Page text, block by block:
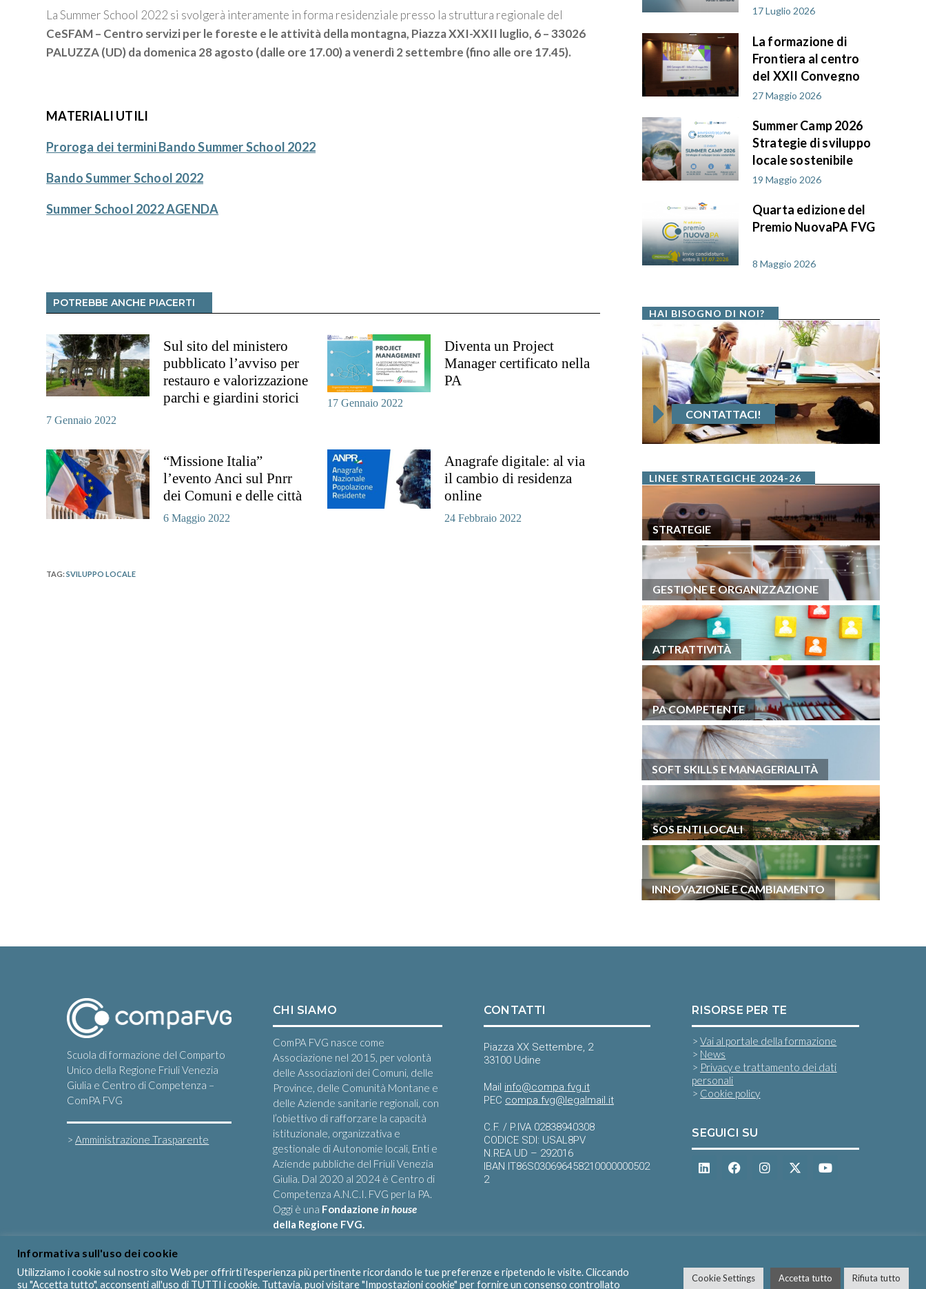
La Summer School 2022 si svolgerà interamente in forma residenziale presso la struttura regionale del
CeSFAM – Centro servizi per le foreste e le attività della montagna, Piazza XXI-XXII luglio, 6 – 33026
PALUZZA (UD) da domenica 28 agosto (dalle ore 17.00) a venerdì 2 settembre (fino alle ore 17.45).
MATERIALI UTILI
Proroga dei termini Bando Summer School 2022
Bando Summer School 2022
Summer School 2022 AGENDA
POTREBBE ANCHE PIACERTI
Sul sito del ministero
pubblicato l’avviso per
restauro e valorizzazione
parchi e giardini storici
7 Gennaio 2022
Diventa un Project
Manager certificato nella
PA
17 Gennaio 2022
“Missione Italia”
l’evento Anci sul Pnrr
dei Comuni e delle città
6 Maggio 2022
Anagrafe digitale: al via
il cambio di residenza
online
24 Febbraio 2022
TAG:SVILUPPO LOCALE
FVG ottiene la
9001:2015
17 Luglio 2026
La formazione di
Frontiera al centro
del XXII Convegno
AIF PA in FVG
27 Maggio 2026
Summer Camp 2026
Strategie di sviluppo
locale sostenibile
19 Maggio 2026
Quarta edizione del
Premio NuovaPA FVG
8 Maggio 2026
HAI BISOGNO DI NOI?
CONTATTACI!
LINEE STRATEGICHE 2024-26
STRATEGIE
GESTIONE E ORGANIZZAZIONE
ATTRATTIVITÀ
PA COMPETENTE
SOFT SKILLS E MANAGERIALITÀ
SOS ENTI LOCALI
INNOVAZIONE E CAMBIAMENTO
Scuola di formazione del Comparto
Unico della Regione Friuli Venezia
Giulia e Centro di Competenza –
ComPA FVG
>Amministrazione Trasparente
CHI SIAMO
ComPA FVG nasce come
Associazione nel 2015, per volontà
delle Associazioni dei Comuni, delle
Province, delle Comunità Montane e
delle Aziende sanitarie regionali, con
l’obiettivo di rafforzare la capacità
istituzionale, organizzativa e
gestionale di Autonomie locali, Enti e
Aziende pubbliche del Friuli Venezia
Giulia. Dal 2020 al 2024 è Centro di
Competenza A.N.C.I. FVG per la PA.
Oggi è una Fondazionein house
della Regione FVG.
CONTATTI
Piazza XX Settembre, 2
33100 Udine
Mail info@compa.fvg.it
PEC compa.fvg@legalmail.it
C.F. / P.IVA 02838940308
CODICE SDI: USAL8PV
N.REA UD – 292016
IBAN IT86S030696458210000000502
2
RISORSE PER TE
>Vai al portale della formazione
> News
> Privacy e trattamento dei dati
personali
> Cookie policy
SEGUICI SU
Informativa sull'uso dei cookie
Utilizziamo i cookie sul nostro sito Web per offrirti l'esperienza più pertinente ricordando le tue preferenze e ripetendo le visite. Cliccando
su "Accetta tutto", acconsenti all'uso di TUTTI i cookie. Tuttavia, puoi visitare "Impostazioni cookie" per fornire un consenso controllato
Cookie Settings Accetta tutto Rifiuta tutto